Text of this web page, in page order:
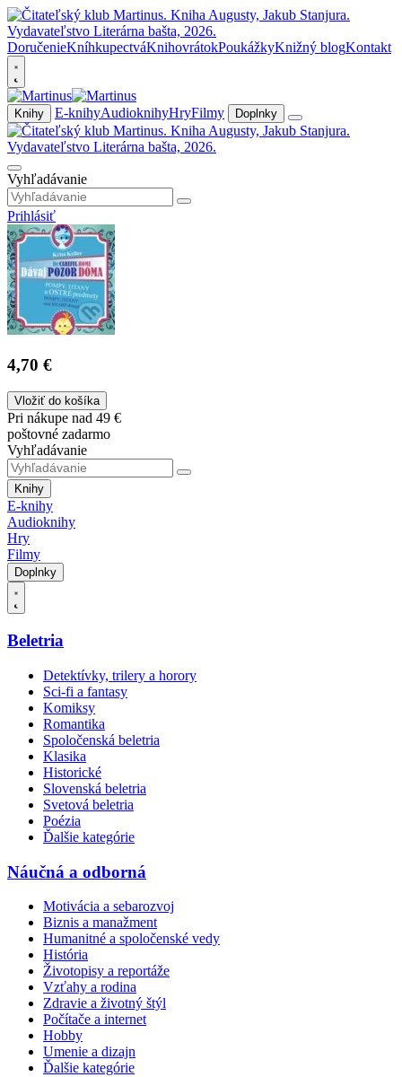
DoručenieKníhkupectváKnihovrátokPoukážkyKnižný blogKontakt
Knihy E-knihyAudioknihyHryFilmy Doplnky
Vyhľadávanie
Prihlásiť
4,70 €
Vložiť do košíka
Pri nákupe nad 49 €
poštovné zadarmo
Vyhľadávanie
Knihy
E-knihy
Audioknihy
Hry
Filmy
Doplnky
Beletria
Detektívky, trilery a horory
Sci-fi a fantasy
Komiksy
Romantika
Spoločenská beletria
Klasika
Historické
Slovenská beletria
Svetová beletria
Poézia
Ďalšie kategórie
Náučná a odborná
Motivácia a sebarozvoj
Biznis a manažment
Humanitné a spoločenské vedy
História
Životopisy a reportáže
Vzťahy a rodina
Zdravie a životný štýl
Počítače a internet
Hobby
Umenie a dizajn
Ďalšie kategórie